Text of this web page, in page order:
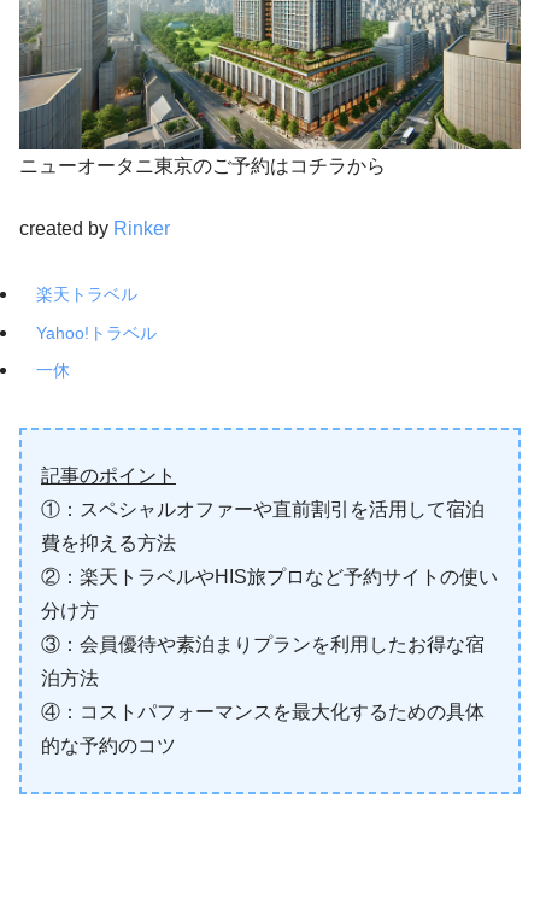
ニューオータニ東京のご予約はコチラから
created by Rinker
楽天トラベル
Yahoo!トラベル
一休
記事のポイント
①：スペシャルオファーや直前割引を活用して宿泊
費を抑える方法
②：楽天トラベルやHIS旅プロなど予約サイトの使い
分け方
③：会員優待や素泊まりプランを利用したお得な宿
泊方法
④：コストパフォーマンスを最大化するための具体
的な予約のコツ